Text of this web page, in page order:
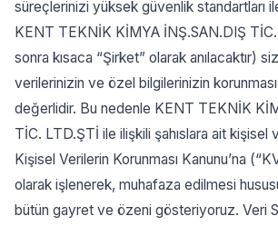
süreçlerinizi yüksek güvenlik standartları
KENT TEKNİK KİMYA İNŞ.SAN.DIŞ
sonra kısaca “Şirket” olarak anılacaktır)
verilerinizin ve özel bilgilerinizin
değerlidir. Bu nedenle KENT TEKNİK
TİC. LTD.ŞTİ ile ilişkili şahıslara ait kişisel
Kişisel Verilerin Korunması Kanunu’na
olarak işlenerek, muhafaza edilmesi
bütün gayret ve özeni gösteriyoruz. Veri